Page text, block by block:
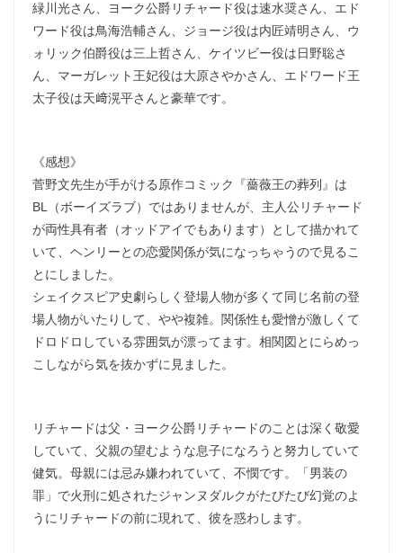
緑川光さん、ヨーク公爵リチャード役は速水奨さん、エド
ワード役は鳥海浩輔さん、ジョージ役は内匠靖明さん、ウ
ォリック伯爵役は三上哲さん、ケイツビー役は日野聡さ
ん、マーガレット王妃役は大原さやかさん、エドワード王
太子役は天﨑滉平さんと豪華です。
《感想》
菅野文先生が手がける原作コミック『薔薇王の葬列』は
BL（ボーイズラブ）ではありませんが、主人公リチャード
が両性具有者（オッドアイでもあります）として描かれて
いて、ヘンリーとの恋愛関係が気になっちゃうので見るこ
とにしました。
シェイクスピア史劇らしく登場人物が多くて同じ名前の登
場人物がいたりして、やや複雑。関係性も愛憎が激しくて
ドロドロしている雰囲気が漂ってます。相関図とにらめっ
こしながら気を抜かずに見ました。
リチャードは父・ヨーク公爵リチャードのことは深く敬愛
していて、父親の望むような息子になろうと努力していて
健気。母親には忌み嫌われていて、不憫です。「男装の
罪」で火刑に処されたジャンヌダルクがたびたび幻覚のよ
うにリチャードの前に現れて、彼を惑わします。